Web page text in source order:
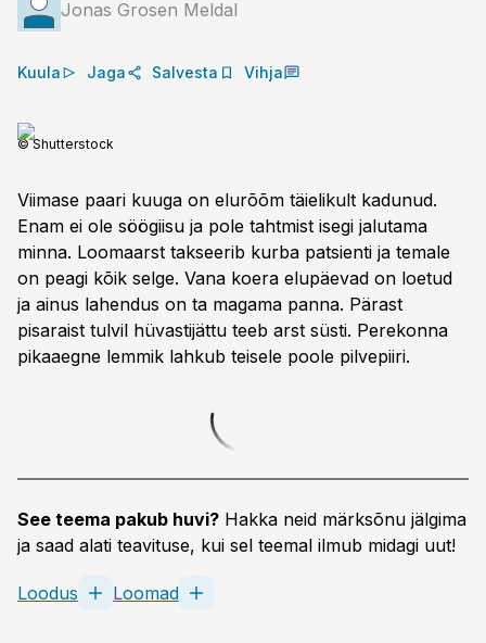
Jonas Grosen Meldal
Kuula Jaga Salvesta Vihja
© Shutterstock
Viimase paari kuuga on elurõõm täielikult kadunud.
Enam ei ole söögiisu ja pole tahtmist isegi jalutama
minna. Loomaarst takseerib kurba patsienti ja temale
on peagi kõik selge. Vana koera elupäevad on loetud
ja ainus lahendus on ta magama panna. Pärast
pisaraist tulvil hüvastijättu teeb arst süsti. Perekonna
pikaaegne lemmik lahkub teisele poole pilvepiiri.
See teema pakub huvi? Hakka neid märksõnu jälgima
ja saad alati teavituse, kui sel teemal ilmub midagi uut!
Loodus Loomad